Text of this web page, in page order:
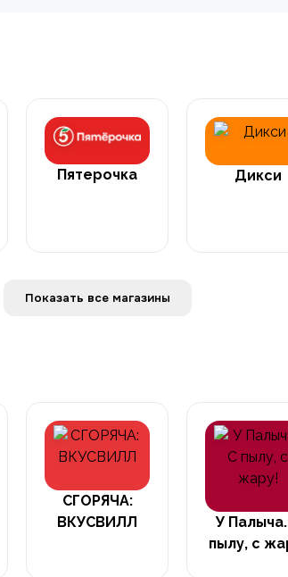
Пятерочка Дикси
Показать все магазины
СГОРЯЧА:
ВКУСВИЛЛ
У
пылу, с